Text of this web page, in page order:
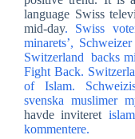
language Swiss
mid-day. Swiss
minarets’,
Switzerland backs
Fight Back.
of Islam.
svenska muslimer
havde inviteret
kommentere.